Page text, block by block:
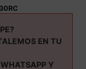
EN TU
Y